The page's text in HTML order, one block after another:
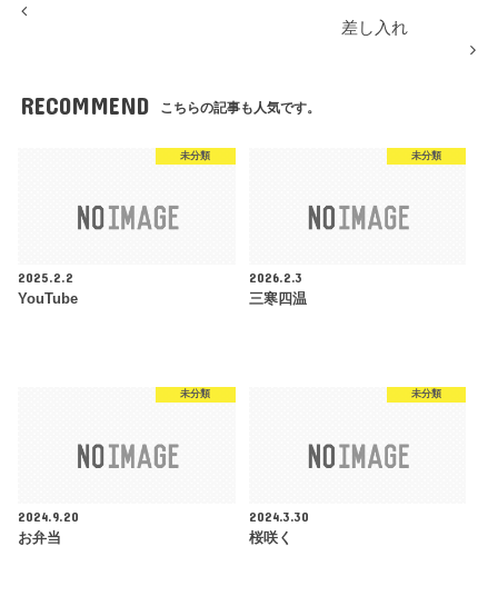
差し入れ
RECOMMEND こちらの記事も人気です。
未分類
2025.2.2
YouTube
未分類
2026.2.3
三寒四温
未分類
2024.9.20
お弁当
未分類
2024.3.30
桜咲く